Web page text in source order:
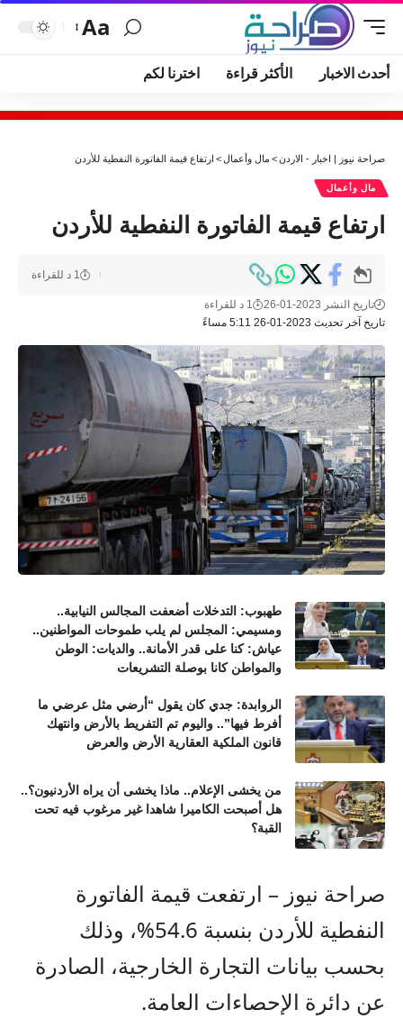
Aa
أحدث الاخبار الأكثر قراءة اخترنا لكم
صراحة نيوز | اخبار - الاردن> مال وأعمال > ارتفاع قيمة الفاتورة النفطية للأردن
مال وأعمال
ارتفاع قيمة الفاتورة النفطية للأردن
تاريخ آخر تحديث 2023-01-26 5:11 مساءً
تاريخ النشر 2023-01-26 1 د للقراءة
1 د للقراءة
طهبوب: التدخلات أضعفت المجالس النيابية..
ومسيمي: المجلس لم يلب طموحات المواطنين..
عياش: كنا على قدر الأمانة.. والديات: الوطن
والمواطن كانا بوصلة التشريعات
الروابدة: جدي كان يقول “أرضي مثل عرضي ما
أفرط فيها”.. واليوم تم التفريط بالأرض وانتهك
قانون الملكية العقارية الأرض والعرض
من يخشى الإعلام.. ماذا يخشى أن يراه الأردنيون؟..
هل أصبحت الكاميرا شاهدا غير مرغوب فيه تحت
القبة؟
صراحة نيوز – ارتفعت قيمة الفاتورة
النفطية للأردن بنسبة 54.6%، وذلك
بحسب بيانات التجارة الخارجية، الصادرة
عن دائرة الإحصاءات العامة.